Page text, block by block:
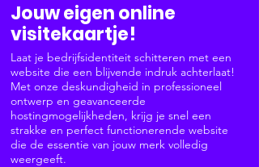
Jouw eigen online
visitekaartje!
Laat je bedrijfsidentiteit schitteren met een
website die een blijvende indruk achterlaat!
Met onze deskundigheid in professioneel
ontwerp en geavanceerde
hostingmogelijkheden, krijg je snel een
strakke en perfect functionerende website
die de essentie van jouw merk volledig
weergeeft.